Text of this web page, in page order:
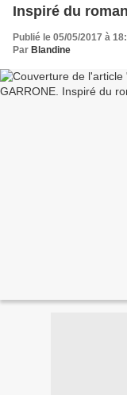
Inspiré du
Publié le 05/05/2017 à
Par Blandine